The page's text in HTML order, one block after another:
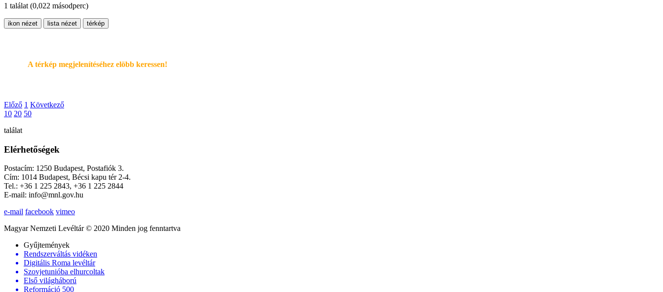
1 találat (0,022 másodperc)
ikon nézet lista nézet térkép
A térkép megjelenítéséhez elöbb keressen!
Előző 1 Következő
10 20 50
találat
Elérhetőségek
Postacím: 1250 Budapest, Postafiók 3.
Cím: 1014 Budapest, Bécsi kapu tér 2-4.
Tel.: +36 1 225 2843, +36 1 225 2844
E-mail: info@mnl.gov.hu
e-mail facebook vimeo
Magyar Nemzeti Levéltár © 2020 Minden jog fenntartva
Gyűjtemények
Rendszerváltás vidéken
Digitális Roma levéltár
Szovjetunióba elhurcoltak
Első világháború
Reformáció 500